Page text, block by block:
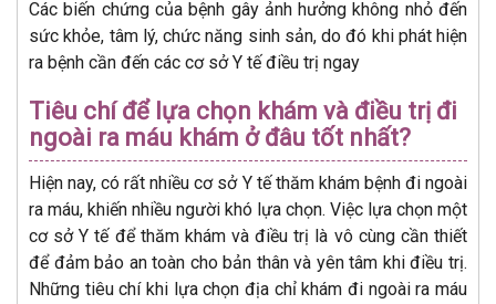
Các biến chứng của bệnh gây ảnh hưởng không nhỏ đến
sức khỏe, tâm lý, chức năng sinh sản, do đó khi phát hiện
ra bệnh cần đến các cơ sở Y tế điều trị ngay
Tiêu chí để lựa chọn khám và điều trị đi
ngoài ra máu khám ở đâu tốt nhất?
Hiện nay, có rất nhiều cơ sở Y tế thăm khám bệnh đi ngoài
ra máu, khiến nhiều người khó lựa chọn. Việc lựa chọn một
cơ sở Y tế để thăm khám và điều trị là vô cùng cần thiết
để đảm bảo an toàn cho bản thân và yên tâm khi điều trị.
Những tiêu chí khi lựa chọn địa chỉ khám đi ngoài ra máu